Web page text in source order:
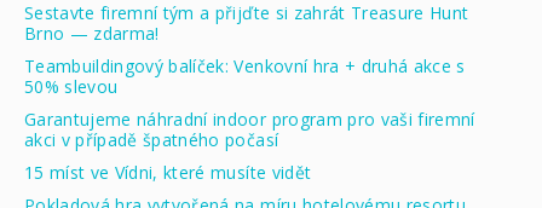
Sestavte firemní tým a přijďte si zahrát Treasure Hunt
Brno — zdarma!
Teambuildingový balíček: Venkovní hra + druhá akce s
50% slevou
Garantujeme náhradní indoor program pro vaši firemní
akci v případě špatného počasí
15 míst ve Vídni, které musíte vidět